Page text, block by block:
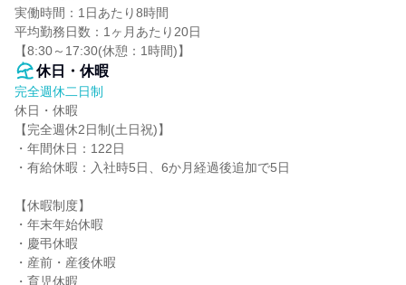
実働時間：1日あたり8時間
平均勤務日数：1ヶ月あたり20日
【8:30～17:30(休憩：1時間)】
休日・休暇
完全週休二日制
休日・休暇
【完全週休2日制(土日祝)】
・年間休日：122日
・有給休暇：入社時5日、6か月経過後追加で5日
【休暇制度】
・年末年始休暇
・慶弔休暇
・産前・産後休暇
・育児休暇